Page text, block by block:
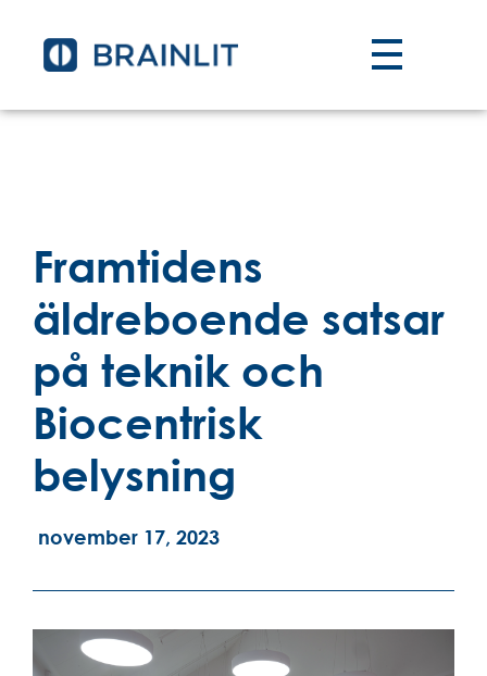
Framtidens
äldreboende satsar
på teknik och
Biocentrisk
belysning
november 17, 2023